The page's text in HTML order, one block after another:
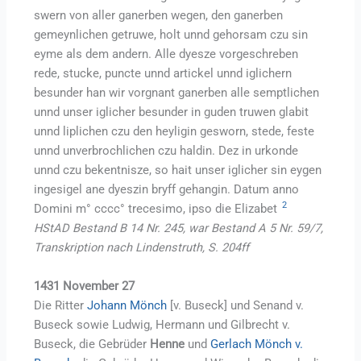
swern von aller ganerben wegen, den ganerben
gemeynlichen getruwe, holt unnd gehorsam czu sin
eyme als dem andern. Alle dyesze vorgeschreben
rede, stucke, puncte unnd artickel unnd iglichern
besunder han wir vorgnant ganerben alle semptlichen
unnd unser iglicher besunder in guden truwen glabit
unnd liplichen czu den heyligin gesworn, stede, feste
unnd unverbrochlichen czu haldin. Dez in urkonde
unnd czu bekentnisze, so hait unser iglicher sin eygen
ingesigel ane dyeszin bryff gehangin. Datum anno
Domini m° cccc° trecesimo, ipso die Elizabet 2
HStAD Bestand B 14 Nr. 245, war Bestand A 5 Nr. 59/7,
Transkription nach Lindenstruth, S. 204ff
1431 November 27
Die RitterJohann Mönch [v. Buseck] und Senand v.
Buseck sowie Ludwig, Hermann und Gilbrecht v.
Buseck, die Gebrüder Henne und Gerlach Mönch v.